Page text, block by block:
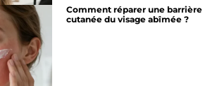
Comment réparer une barrière
cutanée du visage abîmée ?